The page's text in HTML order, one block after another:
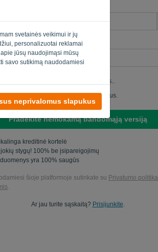
svetainės veikimui ir jų
personalizuotai reklamai
jūsų naudojimąsi mūsų
savo sutikimą naudodamiesi
neprivalomus slapukus
aš galiu studijuoti mano produktų datas..
galite siųsti man rinkodaros atnaujinimus.
Pradėkite nemokamą bandomąją versiją
kreditinė kortelė
jokių stygų! 100% be įsipareigojimų
yra 100% saugūs
šioje platformoje sutinkate su Privatumo politika
.
Ar jau turite sąskaitą? Prisijunkite.